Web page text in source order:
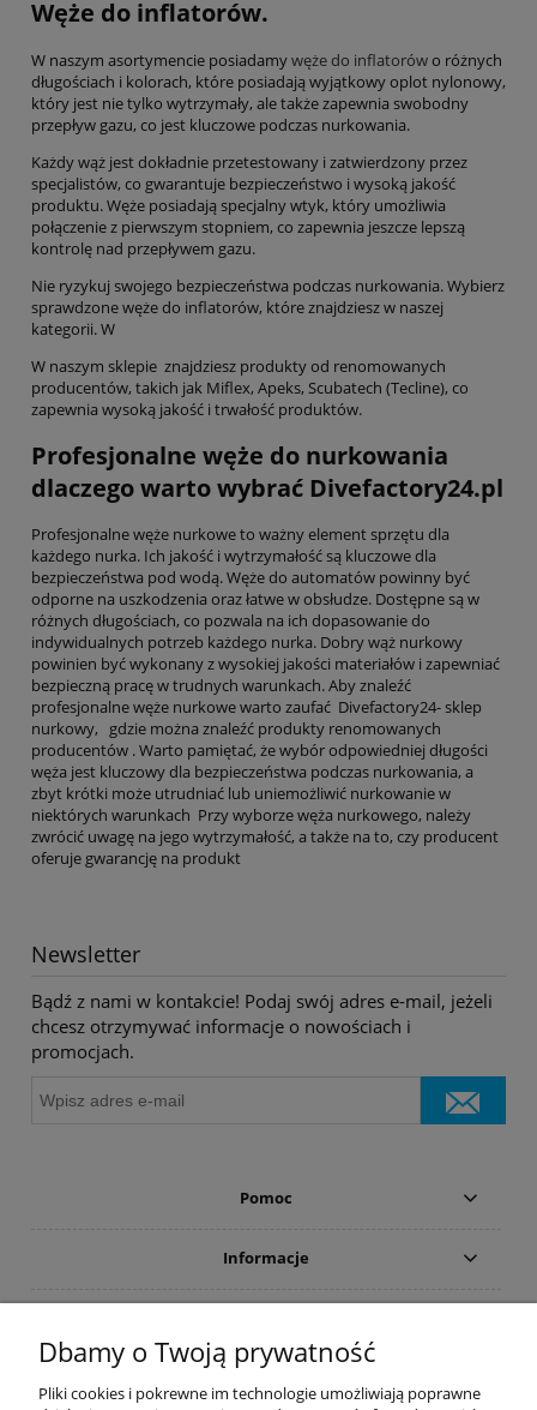
Węże do inflatorów.
W naszym asortymencie posiadamywęże do inflatorówo różnych
długościach i kolorach, które posiadają wyjątkowy oplot nylonowy,
który jest nie tylko wytrzymały, ale także zapewnia swobodny
przepływ gazu, co jest kluczowe podczas nurkowania.
Każdy wąż jest dokładnie przetestowany i zatwierdzony przez
specjalistów, co gwarantuje bezpieczeństwo i wysoką jakość
produktu. Węże posiadają specjalny wtyk, który umożliwia
połączenie z pierwszym stopniem, co zapewnia jeszcze lepszą
kontrolę nad przepływem gazu.
Nie ryzykuj swojego bezpieczeństwa podczas nurkowania. Wybierz
sprawdzone węże do inflatorów, które znajdziesz w naszej
kategorii. W
W naszym sklepie znajdziesz produkty od renomowanych
producentów, takich jak Miflex, Apeks, Scubatech (Tecline), co
zapewnia wysoką jakość i trwałość produktów.
Profesjonalne węże do nurkowania
dlaczego warto wybrać Divefactory24.pl
Profesjonalne węże nurkowe to ważny element sprzętu dla
każdego nurka. Ich jakość i wytrzymałość są kluczowe dla
bezpieczeństwa pod wodą. Węże do automatów powinny być
odporne na uszkodzenia oraz łatwe w obsłudze. Dostępne są w
różnych długościach, co pozwala na ich dopasowanie do
indywidualnych potrzeb każdego nurka. Dobry wąż nurkowy
powinien być wykonany z wysokiej jakości materiałów i zapewniać
bezpieczną pracę w trudnych warunkach. Aby znaleźć
profesjonalne węże nurkowe warto zaufać Divefactory24- sklep
nurkowy, gdzie można znaleźć produkty renomowanych
producentów . Warto pamiętać, że wybór odpowiedniej długości
węża jest kluczowy dla bezpieczeństwa podczas nurkowania, a
zbyt krótki może utrudniać lub uniemożliwić nurkowanie w
niektórych warunkach Przy wyborze węża nurkowego, należy
zwrócić uwagę na jego wytrzymałość, a także na to, czy producent
oferuje gwarancję na produkt
Newsletter
Bądź z nami w kontakcie! Podaj swój adres e-mail, jeżeli
chcesz otrzymywać informacje o nowościach i
promocjach.
Pomoc
Informacje
Dbamy o Twoją prywatność
Pliki cookies i pokrewne im technologie umożliwiają poprawne